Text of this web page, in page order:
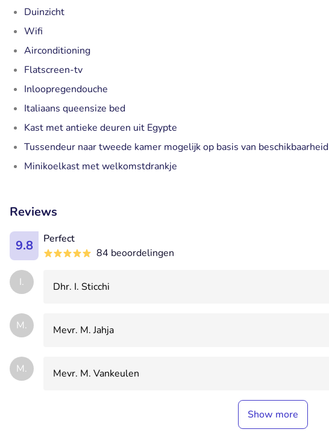
Duinzicht
Wifi
Airconditioning
Flatscreen-tv
Inloopregendouche
Italiaans queensize bed
Kast met antieke deuren uit Egypte
Tussendeur naar tweede kamer mogelijk op basis van beschikbaarheid
Minikoelkast met welkomstdrankje
Reviews
9.8
Perfect
84 beoordelingen
I. Dhr. I. Sticchi
M. Mevr. M. Jahja
M. Mevr. M. Vankeulen
Show more